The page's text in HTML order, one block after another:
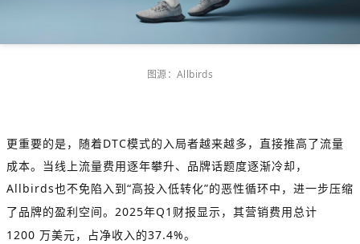
图源： Allbirds
更重要的是，随着DTC模式的入局者越来越多，直接推高了流量
成本。当线上流量费用逐年攀升、品牌话题度逐渐冷却，
Allbirds也不免陷入到“高投入低转化”的恶性循环中，进一步压缩
了品牌的盈利空间。 2025年Q1 财报显示，其营销费用总计
1200 万美元，占净收入的37.4%。